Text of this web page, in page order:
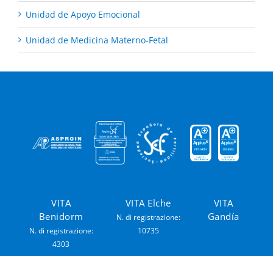
Unidad de Apoyo Emocional
Unidad de Medicina Materno-Fetal
VITA
Benidorm
N. di registrazione:
4303
VITA Elche
N. di registrazione:
10735
VITA
Gandía